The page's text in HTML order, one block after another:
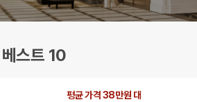
스트 10
평균 가격 38만원 대